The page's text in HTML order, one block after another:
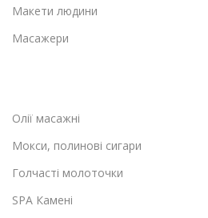
Макети людини
Масажери
Олії масажні
Мокси, полинові сигари
Голчасті молоточки
SPA Камені